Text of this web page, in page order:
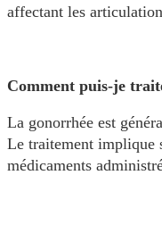
affectant les
Comment puis-je
La gonorrhée est
Le traitement implique
médicaments